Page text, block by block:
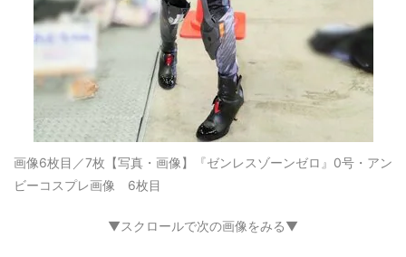
画像6枚目／7枚 【写真・画像】『ゼンレスゾーンゼロ』0号・アン
ビーコスプレ画像 6枚目
▼スクロールで次の画像をみる▼